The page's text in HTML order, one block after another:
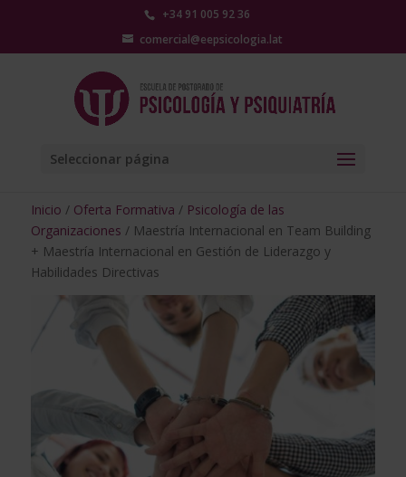
+34 91 005 92 36
comercial@eepsicologia.lat
Seleccionar página
Inicio / Oferta Formativa / Psicología de las
Organizaciones / Maestría Internacional en Team Building
+ Maestría Internacional en Gestión de Liderazgo y
Habilidades Directivas